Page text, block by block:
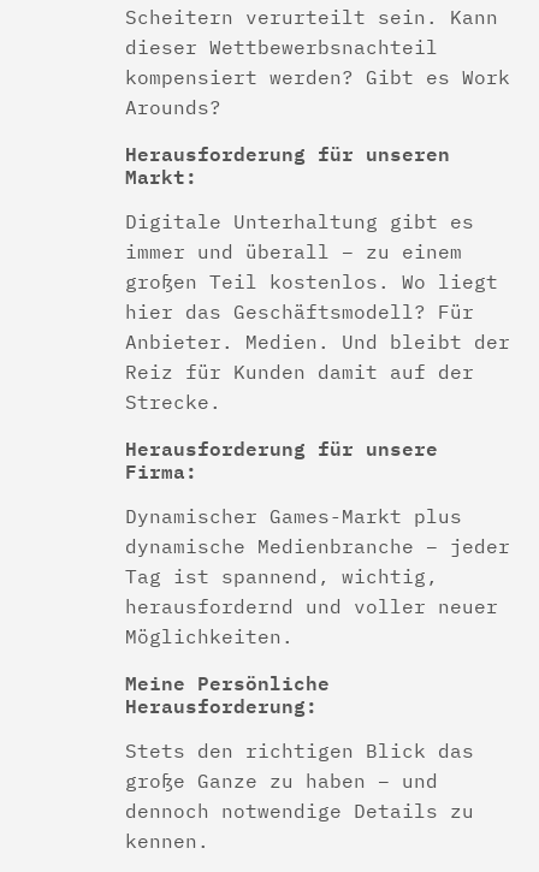
Scheitern verurteilt sein. Kann
dieser Wettbewerbsnachteil
kompensiert werden? Gibt es Work
Arounds?
Herausforderung für unseren
Markt:
Digitale Unterhaltung gibt es
immer und überall – zu einem
großen Teil kostenlos. Wo liegt
hier das Geschäftsmodell? Für
Anbieter. Medien. Und bleibt der
Reiz für Kunden damit auf der
Strecke.
Herausforderung für unsere
Firma:
Dynamischer Games-Markt plus
dynamische Medienbranche – jeder
Tag ist spannend, wichtig,
herausfordernd und voller neuer
Möglichkeiten.
Meine Persönliche
Herausforderung:
Stets den richtigen Blick das
große Ganze zu haben – und
dennoch notwendige Details zu
kennen.